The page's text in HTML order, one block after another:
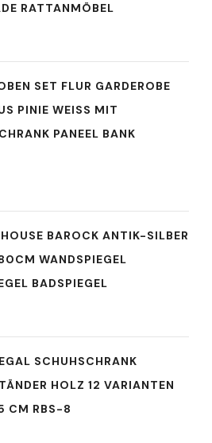
RATTANMÖBEL
SET FLUR GARDEROBE
PINIE WEISS MIT S
PANEEL BANK R
BAROCK ANTIK-SILBER
WANDSPIEGEL
BADSPIEGEL
SCHUHSCHRANK
HOLZ 12 VARIANTEN
CM RBS-8